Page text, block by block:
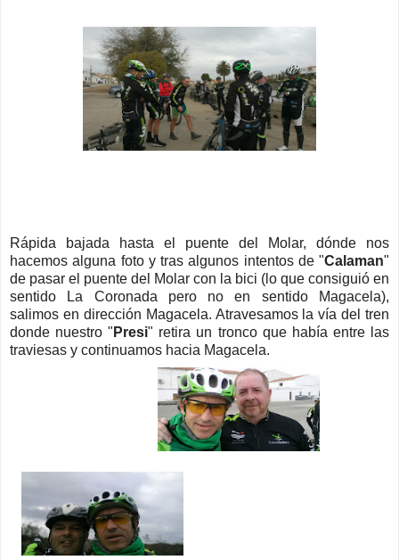
Rápida bajada hasta el puente del Molar, dónde nos
hacemos alguna foto y tras algunos intentos de "Calaman"
de pasar el puente del Molar con la bici (lo que consiguió en
sentido La Coronada pero no en sentido Magacela),
salimos en dirección Magacela. Atravesamos la vía del tren
donde nuestro " Presi" retira un tronco que había entre las
traviesas y continuamos hacia Magacela.